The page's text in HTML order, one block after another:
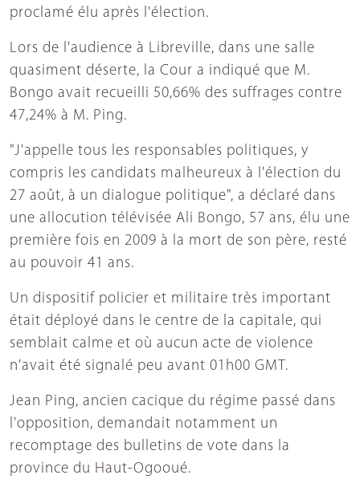
proclamé élu après l'élection.
Lors de l'audience à Libreville, dans une salle
quasiment déserte, la Cour a indiqué que M.
Bongo avait recueilli 50,66% des suffrages contre
47,24% à M. Ping.
"J'appelle tous les responsables politiques, y
compris les candidats malheureux à l'élection du
27 août, à un dialogue politique", a déclaré dans
une allocution télévisée Ali Bongo, 57 ans, élu une
première fois en 2009 à la mort de son père, resté
au pouvoir 41 ans.
Un dispositif policier et militaire très important
était déployé dans le centre de la capitale, qui
semblait calme et où aucun acte de violence
n'avait été signalé peu avant 01h00 GMT.
Jean Ping, ancien cacique du régime passé dans
l'opposition, demandait notamment un
recomptage des bulletins de vote dans la
province du Haut-Ogooué.